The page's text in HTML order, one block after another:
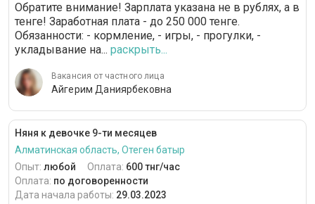
Обратите внимание! Зарплата указана не в рублях, а в
тенге! Заработная плата - до 250 000 тенге.
Обязанности: - кормление, - игры, - прогулки, -
укладывание на... раскрыть...
Вакансия от частного лица
Айгерим Даниярбековна
Няня к девочке 9-ти месяцев
Алматинская область, Отеген батыр
Опыт: любой Оплата: 600 тнг/час
Оплата: по договоренности
Дата начала работы: 29.03.2023